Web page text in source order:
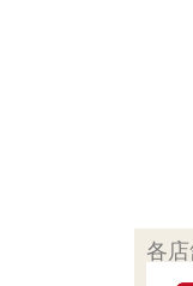
各